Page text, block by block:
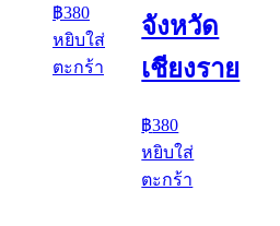
฿380
หยิบใส่
ตะกร้า
จังหวัด
เชียงราย
฿380
หยิบใส่
ตะกร้า